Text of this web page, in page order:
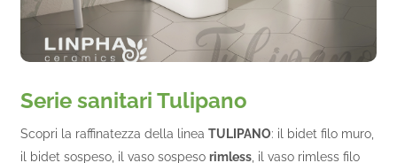
Serie sanitari Tulipano
Scopri la raffinatezza della linea TULIPANO: il bidet filo muro,
il bidet sospeso, il vaso sospeso rimless , il vaso rimless filo